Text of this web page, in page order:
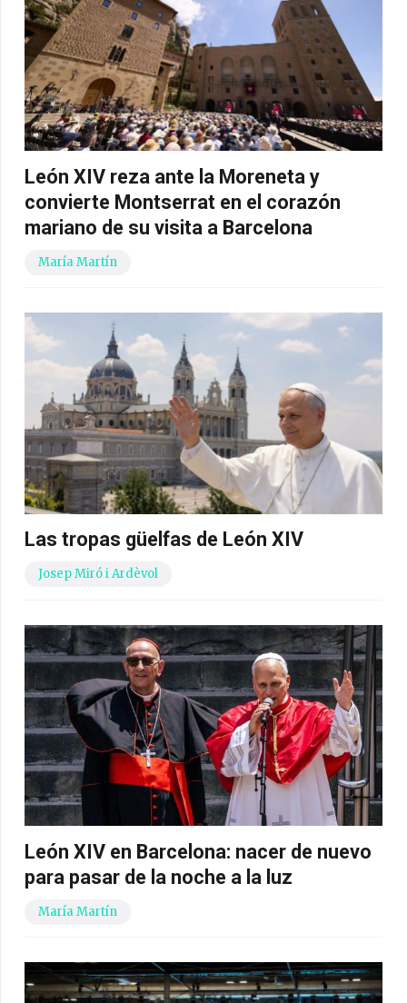
León XIV reza ante la Moreneta y
convierte Montserrat en el corazón
mariano de su visita a Barcelona
María Martín
Las tropas güelfas de León XIV
Josep Miró i Ardèvol
León XIV en Barcelona: nacer de nuevo
para pasar de la noche a la luz
María Martín